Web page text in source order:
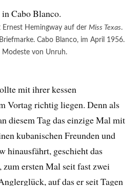
Ernest Hemingway auf der Miss Texas.
Cabo Blanco, im April 1956.
Modeste von Unruh.
mit ihrer kessen
Vortag richtig liegen. Denn als
diesem Tag das einzige Mal mit
kubanischen Freunden und
hinausfährt, geschieht das
ersten Mal seit fast zwei
auf das er seit Tagen